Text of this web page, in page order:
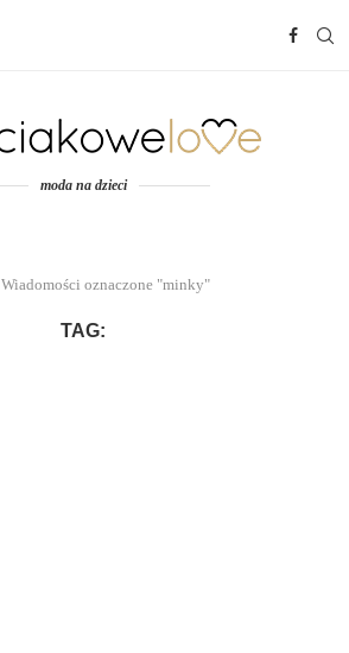
moda na dzieci
Wiadomości oznaczone "minky"
TAG: